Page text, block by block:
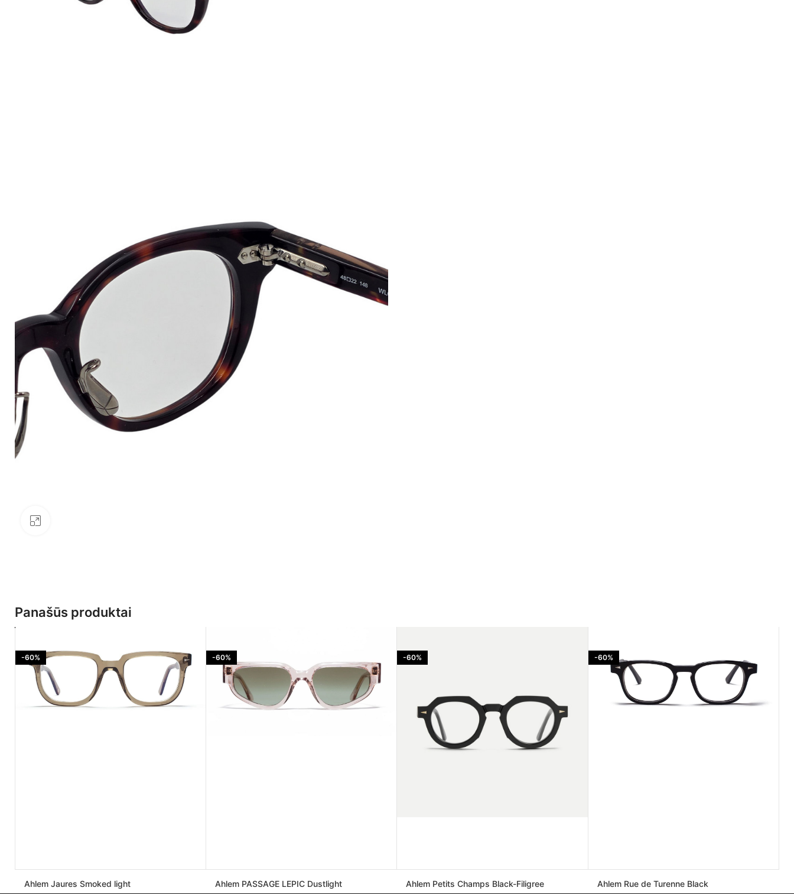
Panašūs produktai
-60%
Ahlem Jaures Smoked light
-60%
Ahlem PASSAGE LEPIC Dustlight
-60%
Ahlem Petits Champs Black-Filigree
-60%
Ahlem Rue de Turenne Black